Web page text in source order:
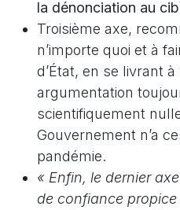
la dénonciation au
Troisième axe,
n’importe quoi et à
d’État, en se livrant
argumentation
scientifiquement
Gouvernement n’a
pandémie.
« Enfin, le dernier
de confiance propice